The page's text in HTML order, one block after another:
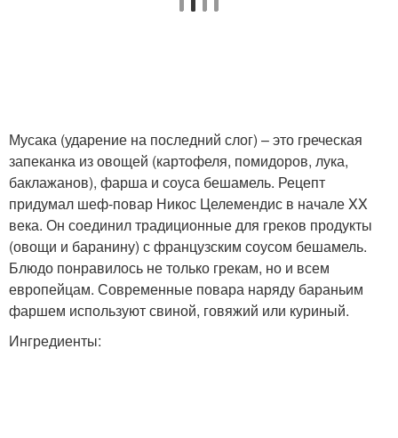
Турецкая мусака Болгарская мусака
Мусака из картофеля
Мусака (ударение на последний слог) – это греческая
запеканка из овощей (картофеля, помидоров, лука,
баклажанов), фарша и соуса бешамель. Рецепт
придумал шеф-повар Никос Целемендис в начале XX
века. Он соединил традиционные для греков продукты
(овощи и баранину) с французским соусом бешамель.
Блюдо понравилось не только грекам, но и всем
европейцам. Современные повара наряду бараньим
фаршем используют свиной, говяжий или куриный.
Ингредиенты: